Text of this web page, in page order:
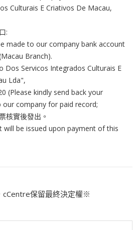
Culturais E Criativos De Macau,
:
made to our company bank account
Branch).
Dos Servicos Integrados Culturais E
Lda",
(Please kindly send back your
company for paid record;
核實後發出。
will be issued upon payment of this
保留最終決定權※